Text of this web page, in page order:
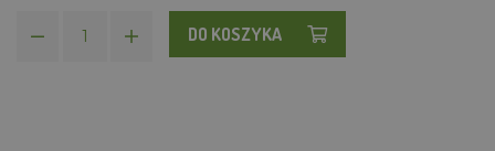
DO KOSZYKA